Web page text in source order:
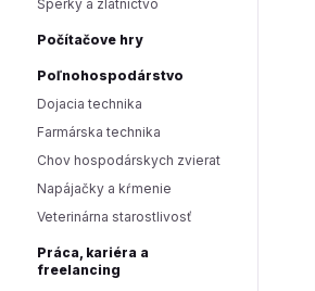
Šperky a zlatníctvo
Počítačove hry
Poľnohospodárstvo
Dojacia technika
Farmárska technika
Chov hospodárskych zvierat
Napájačky a kŕmenie
Veterinárna starostlivosť
Práca, kariéra a
freelancing